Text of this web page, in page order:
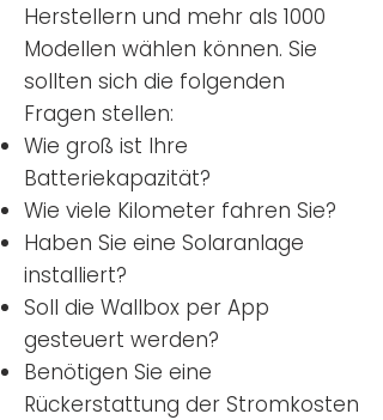
Herstellern und mehr als 1000
Modellen wählen können. Sie
sollten sich die folgenden
Fragen stellen:
Wie groß ist Ihre
Batteriekapazität?
Wie viele Kilometer fahren Sie?
Haben Sie eine Solaranlage
installiert?
Soll die Wallbox per App
gesteuert werden?
Benötigen Sie eine
Rückerstattung der Stromkosten